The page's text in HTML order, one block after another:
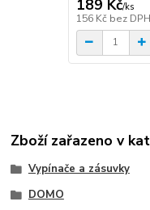
189 Kč/ks
156 Kč bez DPH
Zboží zařazeno v
Vypínače a zásuvky
DOMO